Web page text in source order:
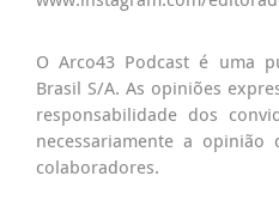
O Arco43 Podcast é uma
Brasil S/A. As opiniões
responsabilidade dos
necessariamente a
colaboradores.